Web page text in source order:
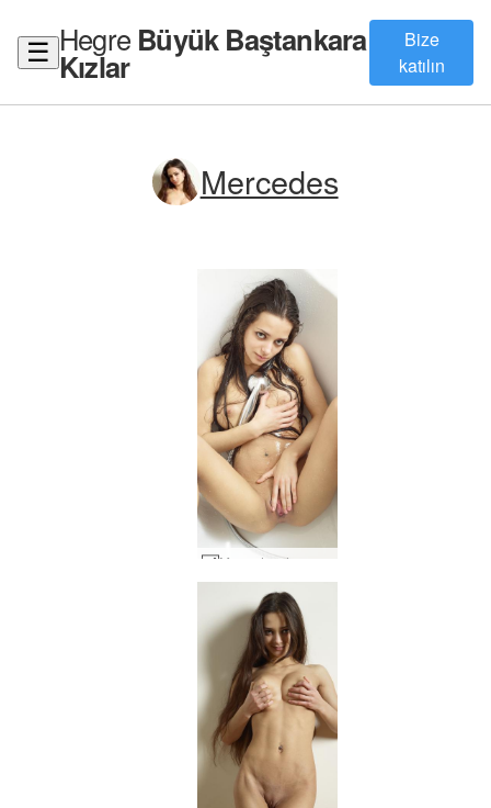
☰ Hegre Büyük Baştankara
Kızlar
Bize
katılın
Mercedes